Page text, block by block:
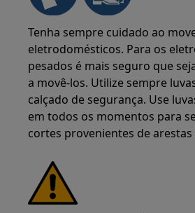
Tenha sempre cuidado ao
eletrodomésticos. Para os
pesados é mais seguro que
a movê-los. Utilize sempre
calçado de segurança. Use
em todos os momentos para
cortes provenientes de arestas